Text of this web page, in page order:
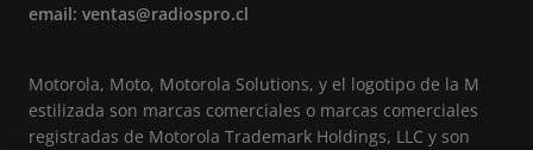
email: ventas@radiospro.cl
Motorola, Moto, Motorola Solutions, y el logotipo de la M
estilizada son marcas comerciales o marcas comerciales
registradas de Motorola Trademark Holdings, LLC y son